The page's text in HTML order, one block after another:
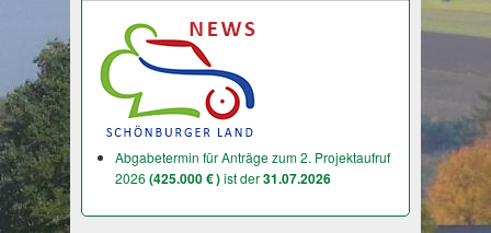
Abgabetermin für Anträge zum 2. Projektaufruf
2026 (425.000 € )ist der31.07.2026